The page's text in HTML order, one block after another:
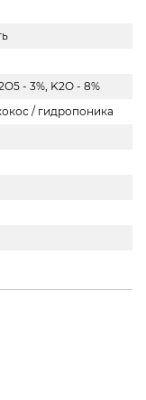
- 3%, K2O - 8%
/ гидропоника